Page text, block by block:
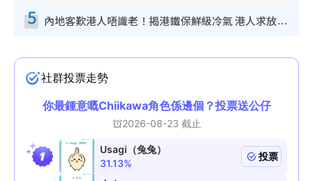
5 內地客歎港人唔識老！揭港鐵保鮮級冷氣 港人求放過：咪投訴